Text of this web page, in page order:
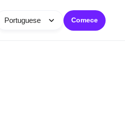
Portuguese Comece